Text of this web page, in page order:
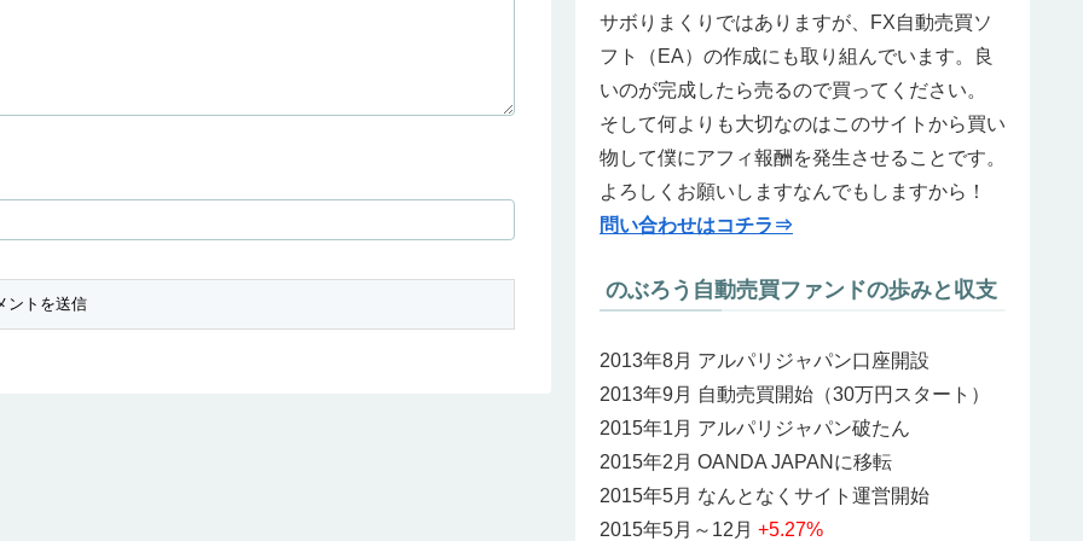
サボりまくりではありますが、FX自動売買ソ
フト（EA）の作成にも取り組んでいます。良
いのが完成したら売るので買ってください。
そして何よりも大切なのはこのサイトから買い
物して僕にアフィ報酬を発生させることです。
よろしくお願いしますなんでもしますから！
問い合わせはコチラ⇒
のぶろう自動売買ファンドの歩みと収支
2013年8月 アルパリジャパン口座開設
2013年9月 自動売買開始（30万円スタート）
2015年1月 アルパリジャパン破たん
2015年2月 OANDA JAPANに移転
2015年5月 なんとなくサイト運営開始
2015年5月～12月 +5.27%